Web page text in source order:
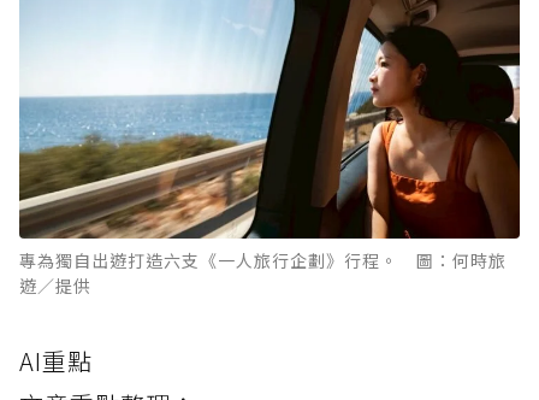
專為獨自出遊打造六支《一人旅行企劃》行程。 圖：何時旅
遊／提供
AI重點